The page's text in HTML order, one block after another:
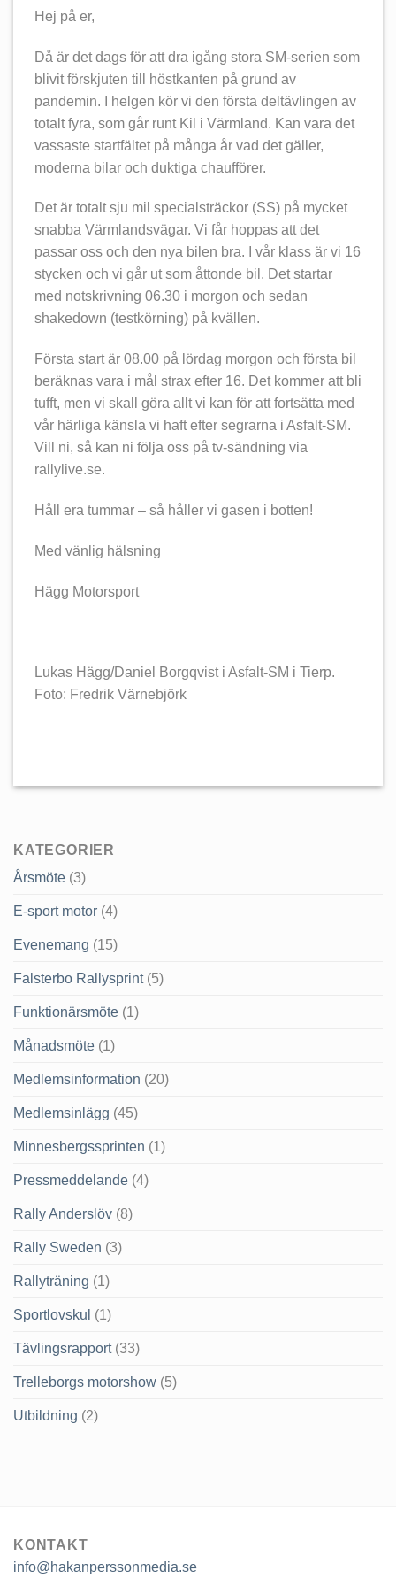
Hej på er,
Då är det dags för att dra igång stora SM-serien som
blivit förskjuten till höstkanten på grund av
pandemin. I helgen kör vi den första deltävlingen av
totalt fyra, som går runt Kil i Värmland. Kan vara det
vassaste startfältet på många år vad det gäller,
moderna bilar och duktiga chaufförer.
Det är totalt sju mil specialsträckor (SS) på mycket
snabba Värmlandsvägar. Vi får hoppas att det
passar oss och den nya bilen bra. I vår klass är vi 16
stycken och vi går ut som åttonde bil. Det startar
med notskrivning 06.30 i morgon och sedan
shakedown (testkörning) på kvällen.
Första start är 08.00 på lördag morgon och första bil
beräknas vara i mål strax efter 16. Det kommer att bli
tufft, men vi skall göra allt vi kan för att fortsätta med
vår härliga känsla vi haft efter segrarna i Asfalt-SM.
Vill ni, så kan ni följa oss på tv-sändning via
rallylive.se.
Håll era tummar – så håller vi gasen i botten!
Med vänlig hälsning
Hägg Motorsport
Lukas Hägg/Daniel Borgqvist i Asfalt-SM i Tierp.
Foto: Fredrik Värnebjörk
KATEGORIER
Årsmöte (3)
E-sport motor (4)
Evenemang (15)
Falsterbo Rallysprint(5)
Funktionärsmöte (1)
Månadsmöte (1)
Medlemsinformation (20)
Medlemsinlägg (45)
Minnesbergssprinten (1)
Pressmeddelande (4)
Rally Anderslöv (8)
Rally Sweden (3)
Rallyträning (1)
Sportlovskul (1)
Tävlingsrapport(33)
Trelleborgs motorshow (5)
Utbildning (2)
KONTAKT
info@hakanperssonmedia.se